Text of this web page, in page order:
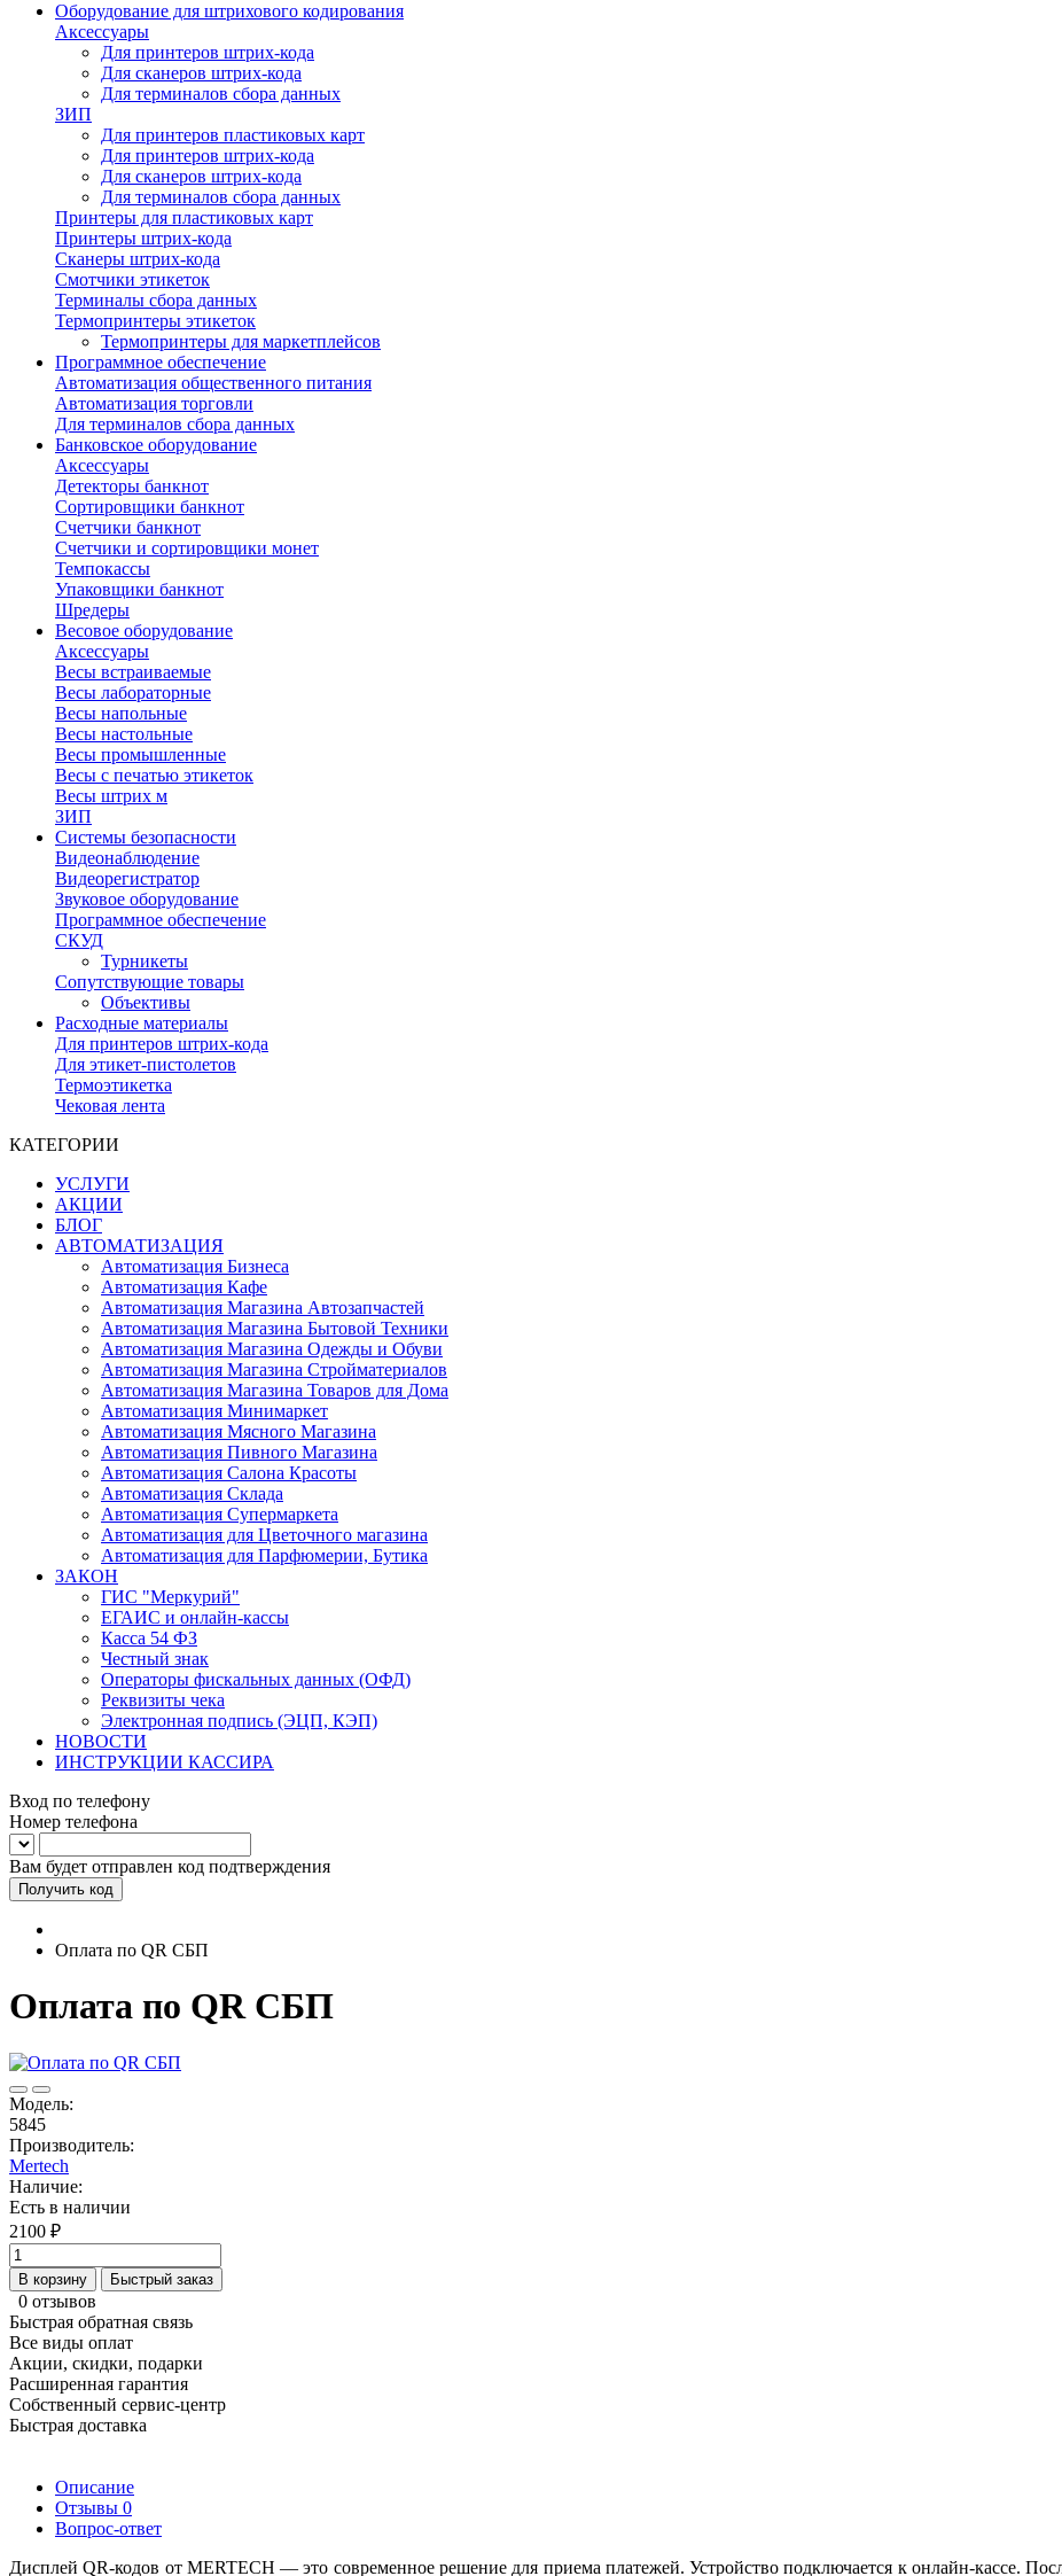
Оборудование для штрихового кодирования
Аксессуары
Для принтеров штрих-кода
Для сканеров штрих-кода
Для терминалов сбора данных
ЗИП
Для принтеров пластиковых карт
Для принтеров штрих-кода
Для сканеров штрих-кода
Для терминалов сбора данных
Принтеры для пластиковых карт
Принтеры штрих-кода
Сканеры штрих-кода
Смотчики этикеток
Терминалы сбора данных
Термопринтеры этикеток
Термопринтеры для маркетплейсов
Программное обеспечение
Автоматизация общественного питания
Автоматизация торговли
Для терминалов сбора данных
Банковское оборудование
Аксессуары
Детекторы банкнот
Сортировщики банкнот
Счетчики банкнот
Счетчики и сортировщики монет
Темпокассы
Упаковщики банкнот
Шредеры
Весовое оборудование
Аксессуары
Весы встраиваемые
Весы лабораторные
Весы напольные
Весы настольные
Весы промышленные
Весы с печатью этикеток
Весы штрих м
ЗИП
Системы безопасности
Видеонаблюдение
Видеорегистратор
Звуковое оборудование
Программное обеспечение
СКУД
Турникеты
Сопутствующие товары
Объективы
Расходные материалы
Для принтеров штрих-кода
Для этикет-пистолетов
Термоэтикетка
Чековая лента
КАТЕГОРИИ
УСЛУГИ
АКЦИИ
БЛОГ
АВТОМАТИЗАЦИЯ
Автоматизация Бизнеса
Автоматизация Кафе
Автоматизация Магазина Автозапчастей
Автоматизация Магазина Бытовой Техники
Автоматизация Магазина Одежды и Обуви
Автоматизация Магазина Стройматериалов
Автоматизация Магазина Товаров для Дома
Автоматизация Минимаркет
Автоматизация Мясного Магазина
Автоматизация Пивного Магазина
Автоматизация Салона Красоты
Автоматизация Склада
Автоматизация Супермаркета
Автоматизация для Цветочного магазина
Автоматизация для Парфюмерии, Бутика
ЗАКОН
ГИС "Меркурий"
ЕГАИС и онлайн-кассы
Касса 54 ФЗ
Честный знак
Операторы фискальных данных (ОФД)
Реквизиты чека
Электронная подпись (ЭЦП, КЭП)
НОВОСТИ
ИНСТРУКЦИИ КАССИРА
Вход по телефону
Номер телефона
Вам будет отправлен код подтверждения
Получить код
Оплата по QR СБП
Оплата по QR СБП
Модель:
5845
Производитель:
Mertech
Наличие:
Есть в наличии
2100 ₽
В корзину Быстрый заказ
0 отзывов
Быстрая обратная связь
Все виды оплат
Акции, скидки, подарки
Расширенная гарантия
Собственный сервис-центр
Быстрая доставка
Описание
Отзывы 0
Вопрос-ответ
Дисплей QR-кодов от MERTECH — это современное решение для приема платежей. Устройство подключается к онлайн-кассе.